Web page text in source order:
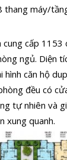
thang máy/
cấp 1153
ngủ. Diện
căn hộ
đều có
tự nhiên và
xung quanh.